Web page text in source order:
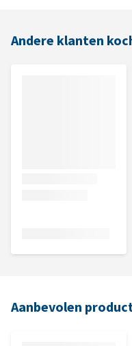
Andere klanten
Aanbevolen